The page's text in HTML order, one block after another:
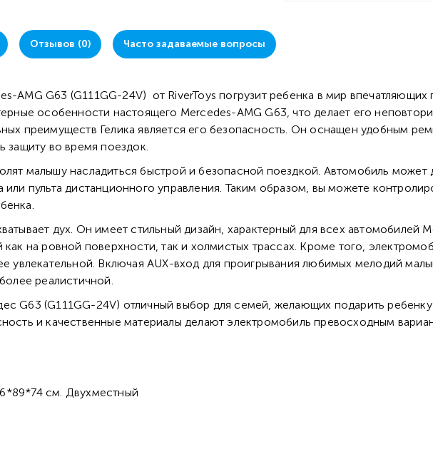
Отзывов (0) Часто задаваемые вопросы
AMG G63 (G111GG-24V) от RiverToys погрузит ребенка в мир
особенности настоящего Mercedes-AMG G63, что делает его
преимуществ Гелика является его безопасность. Он оснащен удобным
защиту во время поездок.
малышу насладиться быстрой и безопасной поездкой. Автомобиль
пульта дистанционного управления. Таким образом, вы можете
дух. Он имеет стильный дизайн, характерный для всех автомобилей
на ровной поверхности, так и холмистых трассах. Кроме того,
увлекательной. Включая AUX-вход для проигрывания любимых мелодий
реалистичной.
G63 (G111GG-24V) отличный выбор для семей, желающих подарить
и качественные материалы делают электромобиль превосходным
см. Двухместный